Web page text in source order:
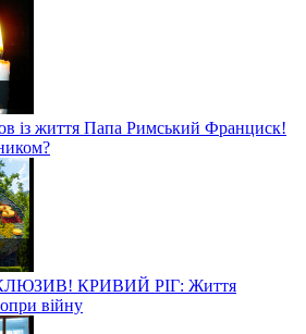
із життя Папа Римський Франциск!
КРИВИЙ РІГ: Життя
війну